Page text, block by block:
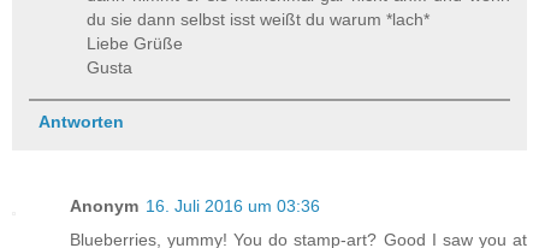
du sie dann selbst isst weißt du warum *lach*
Liebe Grüße
Gusta
Antworten
Anonym 16. Juli 2016 um 03:36
Blueberries, yummy! You do stamp-art? Good I saw you at